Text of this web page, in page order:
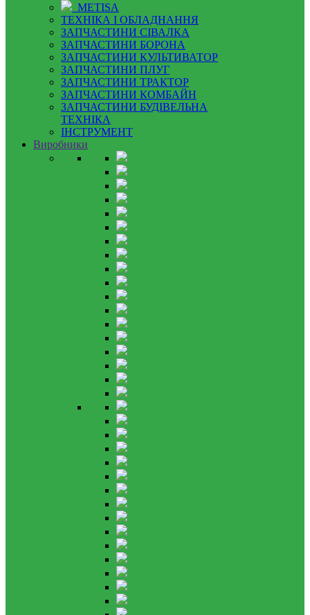
METISA
ТЕХНІКА І ОБЛАДНАННЯ
ЗАПЧАСТИНИ СІВАЛКА
ЗАПЧАСТИНИ БОРОНА
ЗАПЧАСТИНИ КУЛЬТИВАТОР
ЗАПЧАСТИНИ ПЛУГ
ЗАПЧАСТИНИ ТРАКТОР
ЗАПЧАСТИНИ КОМБАЙН
ЗАПЧАСТИНИ БУДІВЕЛЬНА
ТЕХНІКА
ІНСТРУМЕНТ
Виробники